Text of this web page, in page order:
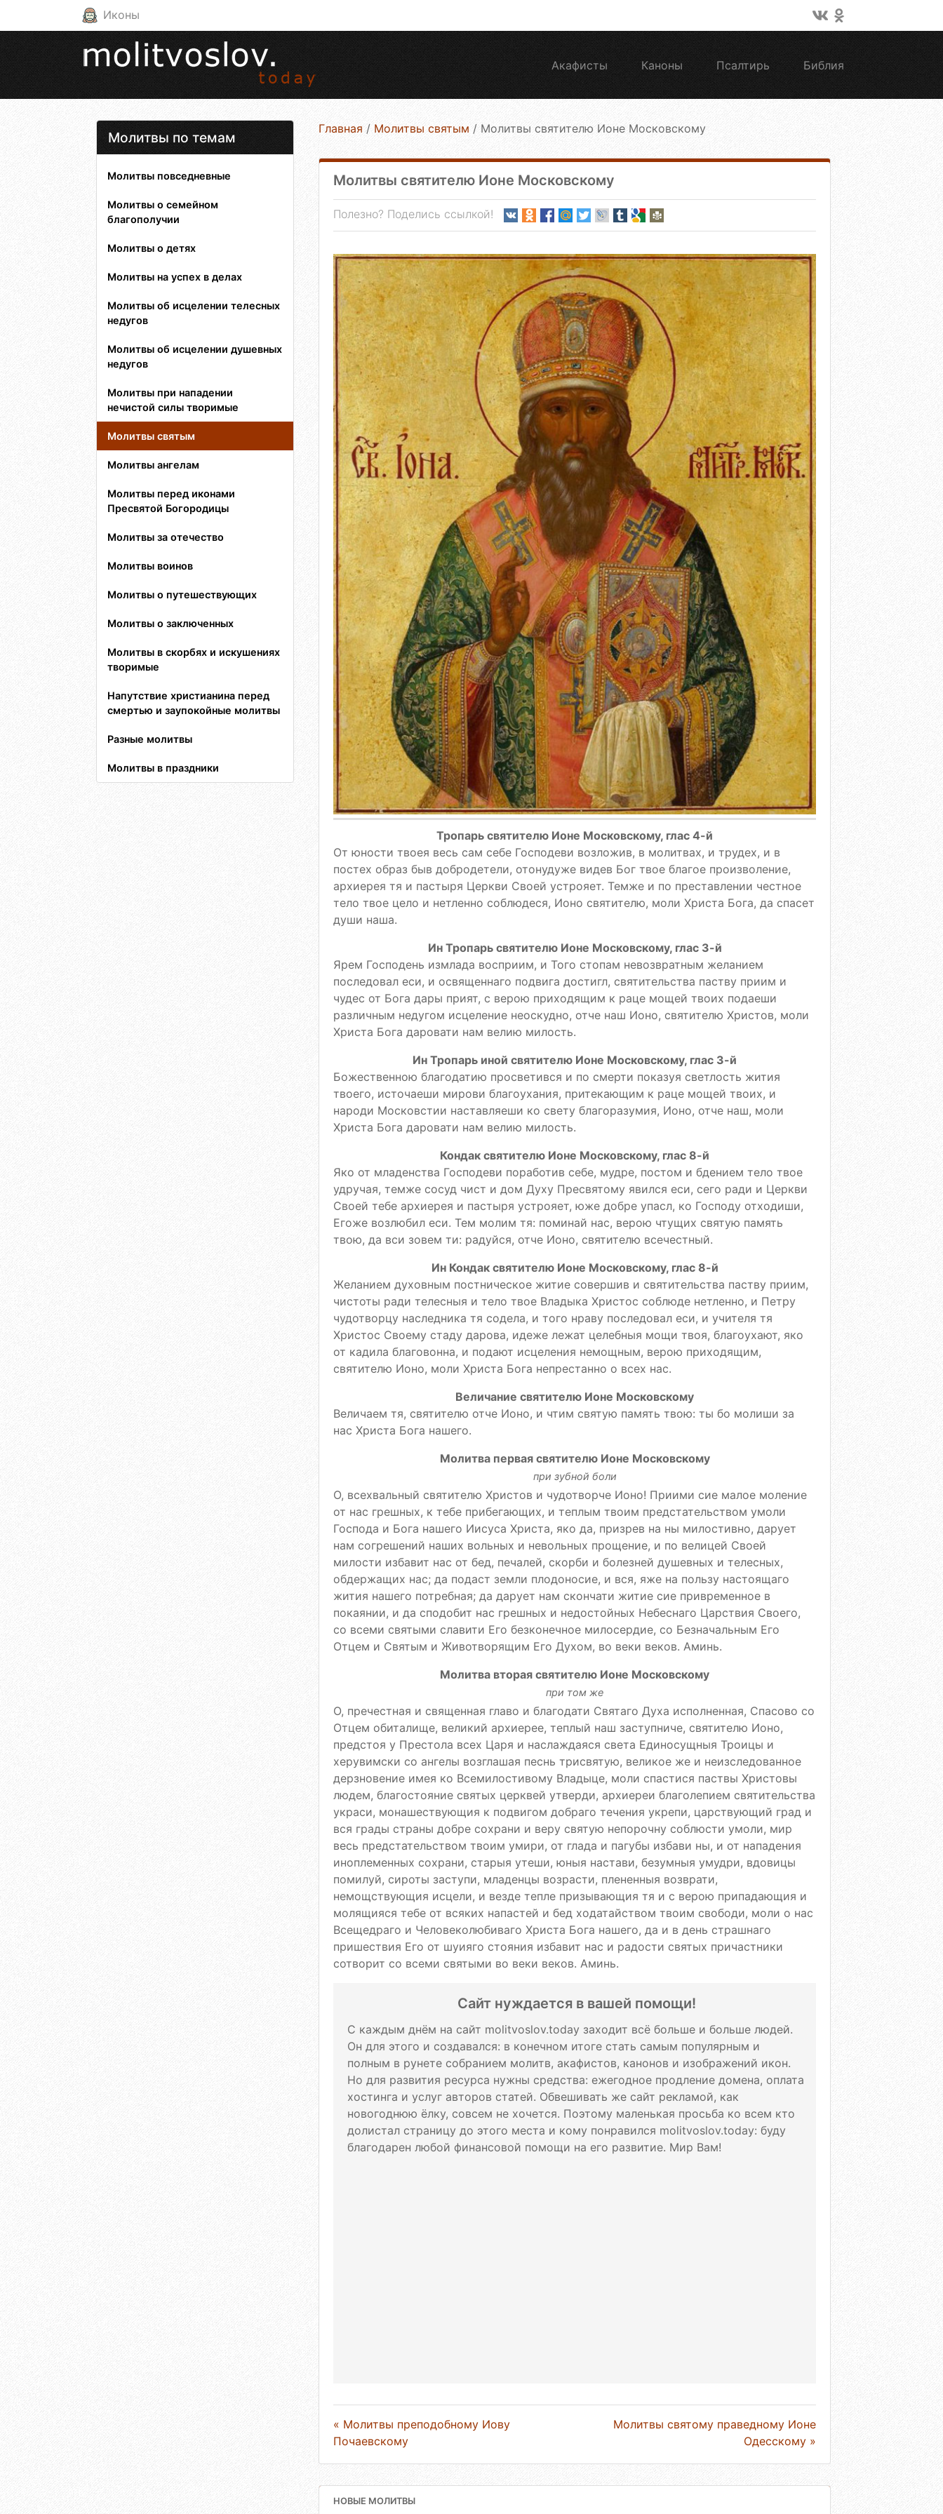
Иконы
Акафисты Каноны Псалтирь Библия
Молитвы по темам
Молитвы повседневные
Молитвы о семейном
благополучии
Молитвы о детях
Молитвы на успех в делах
Молитвы об исцелении телесных
недугов
Молитвы об исцелении душевных
недугов
Молитвы при нападении
нечистой силы творимые
Молитвы святым
Молитвы ангелам
Молитвы перед иконами
Пресвятой Богородицы
Молитвы за отечество
Молитвы воинов
Молитвы о путешествующих
Молитвы о заключенных
Молитвы в скорбях и искушениях
творимые
Напутствие христианина перед
смертью и заупокойные молитвы
Разные молитвы
Молитвы в праздники
Главная / Молитвы святым / Молитвы святителю Ионе Московскому
Молитвы святителю Ионе Московскому
Полезно? Поделись ссылкой!
Тропарь святителю Ионе Московскому, глас 4-й
От юности твоея весь сам себе Господеви возложив, в молитвах, и трудех, и в
постех образ быв добродетели, отонудуже видев Бог твое благое произволение,
архиерея тя и пастыря Церкви Своей устрояет. Темже и по преставлении честное
тело твое цело и нетленно соблюдеся, Ионо святителю, моли Христа Бога, да спасет
души наша.
Ин Тропарь святителю Ионе Московскому, глас 3-й
Ярем Господень измлада восприим, и Того стопам невозвратным желанием
последовал еси, и освященнаго подвига достигл, святительства паству приим и
чудес от Бога дары прият, с верою приходящим к раце мощей твоих подаеши
различным недугом исцеление неоскудно, отче наш Ионо, святителю Христов, моли
Христа Бога даровати нам велию милость.
Ин Тропарь иной святителю Ионе Московскому, глас 3-й
Божественною благодатию просветився и по смерти показуя светлость жития
твоего, источаеши мирови благоухания, притекающим к раце мощей твоих, и
народи Московстии наставляеши ко свету благоразумия, Ионо, отче наш, моли
Христа Бога даровати нам велию милость.
Кондак святителю Ионе Московскому, глас 8-й
Яко от младенства Господеви поработив себе, мудре, постом и бдением тело твое
удручая, темже сосуд чист и дом Духу Пресвятому явился еси, сего ради и Церкви
Своей тебе архиерея и пастыря устрояет, юже добре упасл, ко Господу отходиши,
Егоже возлюбил еси. Тем молим тя: поминай нас, верою чтущих святую память
твою, да вси зовем ти: радуйся, отче Ионо, святителю всечестный.
Ин Кондак святителю Ионе Московскому, глас 8-й
Желанием духовным постническое житие совершив и святительства паству приим,
чистоты ради телесныя и тело твое Владыка Христос соблюде нетленно, и Петру
чудотворцу наследника тя содела, и того нраву последовал еси, и учителя тя
Христос Своему стаду дарова, идеже лежат целебныя мощи твоя, благоухают, яко
от кадила благовонна, и подают исцеления немощным, верою приходящим,
святителю Ионо, моли Христа Бога непрестанно о всех нас.
Величание святителю Ионе Московскому
Величаем тя, святителю отче Ионо, и чтим святую память твою: ты бо молиши за
нас Христа Бога нашего.
Молитва первая святителю Ионе Московскому
при зубной боли
О, всехвальный святителю Христов и чудотворче Ионо! Приими сие малое моление
от нас грешных, к тебе прибегающих, и теплым твоим предстательством умоли
Господа и Бога нашего Иисуса Христа, яко да, призрев на ны милостивно, дарует
нам согрешений наших вольных и невольных прощение, и по велицей Своей
милости избавит нас от бед, печалей, скорби и болезней душевных и телесных,
обдержащих нас; да подаст земли плодоносие, и вся, яже на пользу настоящаго
жития нашего потребная; да дарует нам скончати житие сие привременное в
покаянии, и да сподобит нас грешных и недостойных Небеснаго Царствия Своего,
со всеми святыми славити Его безконечное милосердие, со Безначальным Его
Отцем и Святым и Животворящим Его Духом, во веки веков. Аминь.
Молитва вторая святителю Ионе Московскому
при том же
О, пречестная и священная главо и благодати Святаго Духа исполненная, Спасово со
Отцем обиталище, великий архиерее, теплый наш заступниче, святителю Ионо,
предстоя у Престола всех Царя и наслаждаяся света Единосущныя Троицы и
херувимски со ангелы возглашая песнь трисвятую, великое же и неизследованное
дерзновение имея ко Всемилостивому Владыце, моли спастися паствы Христовы
людем, благостояние святых церквей утверди, архиереи благолепием святительства
украси, монашествующия к подвигом добраго течения укрепи, царствующий град и
вся грады страны добре сохрани и веру святую непорочну соблюсти умоли, мир
весь предстательством твоим умири, от глада и пагубы избави ны, и от нападения
иноплеменных сохрани, старыя утеши, юныя настави, безумныя умудри, вдовицы
помилуй, сироты заступи, младенцы возрасти, плененныя возврати,
немощствующия исцели, и везде тепле призывающия тя и с верою припадающия и
молящияся тебе от всяких напастей и бед ходатайством твоим свободи, моли о нас
Всещедраго и Человеколюбиваго Христа Бога нашего, да и в день страшнаго
пришествия Его от шуияго стояния избавит нас и радости святых причастники
сотворит со всеми святыми во веки веков. Аминь.
Сайт нуждается в вашей помощи!
С каждым днём на сайт molitvoslov.today заходит всё больше и больше людей.
Он для этого и создавался: в конечном итоге стать самым популярным и
полным в рунете собранием молитв, акафистов, канонов и изображений икон.
Но для развития ресурса нужны средства: ежегодное продление домена, оплата
хостинга и услуг авторов статей. Обвешивать же сайт рекламой, как
новогоднюю ёлку, совсем не хочется. Поэтому маленькая просьба ко всем кто
долистал страницу до этого места и кому понравился molitvoslov.today: буду
благодарен любой финансовой помощи на его развитие. Мир Вам!
« Молитвы преподобному Иову
Почаевскому
Молитвы святому праведному Ионе
Одесскому »
НОВЫЕ МОЛИТВЫ